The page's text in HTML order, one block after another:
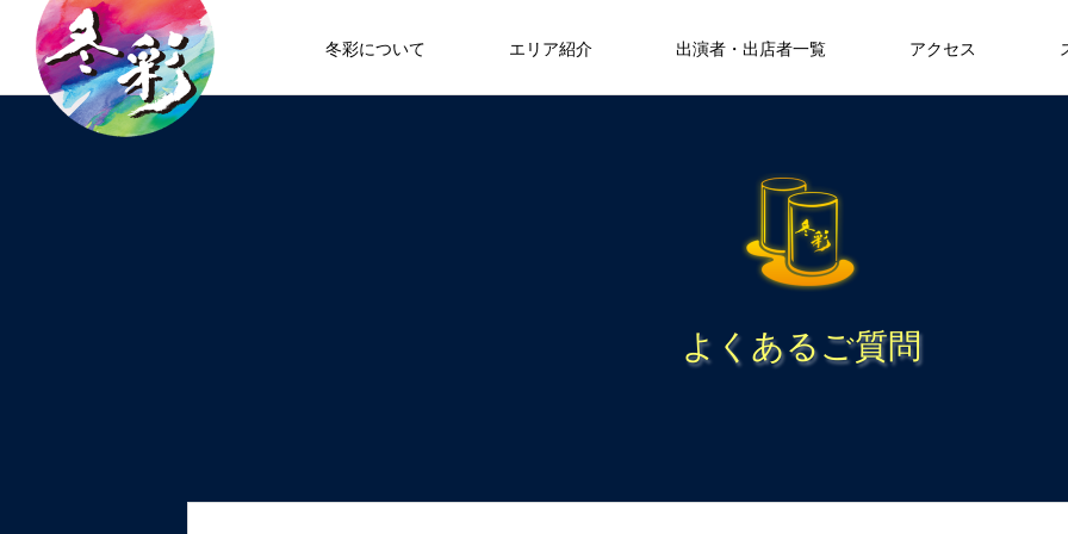
冬彩について エリア紹介 出演者・出店者一覧 アクセス
よくあるご質問